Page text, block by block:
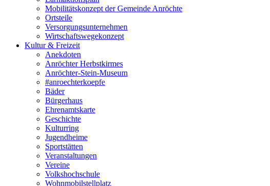
Mobilitätskonzept der Gemeinde Anröchte
Ortsteile
Versorgungsunternehmen
Wirtschaftswegekonzept
Kultur & Freizeit
Anekdoten
Anröchter Herbstkirmes
Anröchter-Stein-Museum
#anroechterkoepfe
Bäder
Bürgerhaus
Ehrenamtskarte
Geschichte
Kulturring
Jugendheime
Sportstätten
Veranstaltungen
Vereine
Volkshochschule
Wohnmobilstellplatz